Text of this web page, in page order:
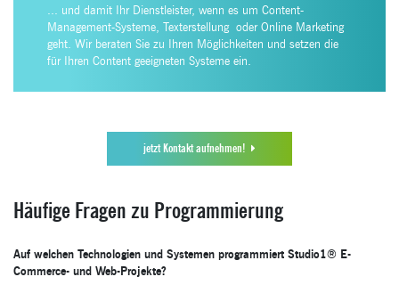
... und damit Ihr Dienstleister, wenn es um Content-
Management-Systeme, Texterstellung oder Online Marketing
geht. Wir beraten Sie zu Ihren Möglichkeiten und setzen die
für Ihren Content geeigneten Systeme ein.
jetzt Kontakt aufnehmen!
Häufige Fragen zu Programmierung
Auf welchen Technologien und Systemen programmiert Studio1® E-
Commerce- und Web-Projekte?